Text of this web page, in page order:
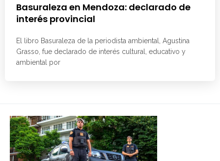
Basuraleza en Mendoza: declarado de
interés provincial
El libro Basuraleza de la periodista ambiental, Agustina
Grasso, fue declarado de interés cultural, educativo y
ambiental por